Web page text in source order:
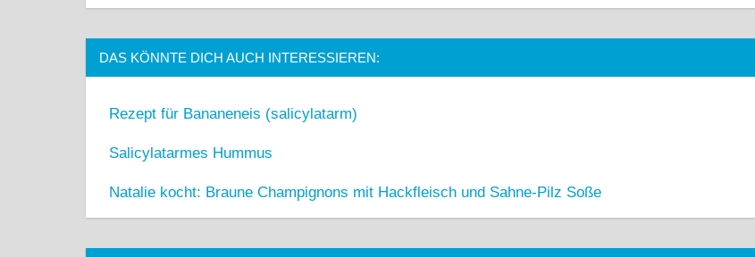
DAS KÖNNTE DICH AUCH INTERESSIEREN:
Rezept für Bananeneis (salicylatarm)
Salicylatarmes Hummus
Natalie kocht: Braune Champignons mit Hackfleisch und Sahne-Pilz Soße